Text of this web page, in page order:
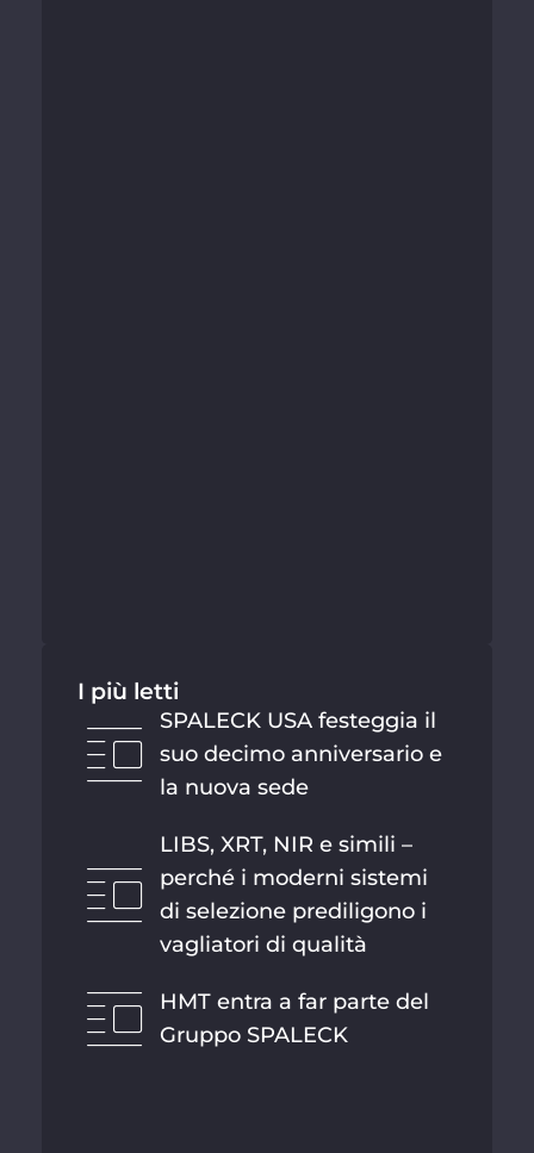
I più letti
SPALECK USA festeggia il
suo decimo anniversario e
la nuova sede
LIBS, XRT, NIR e simili –
perché i moderni sistemi
di selezione prediligono i
vagliatori di qualità
HMT entra a far parte del
Gruppo SPALECK